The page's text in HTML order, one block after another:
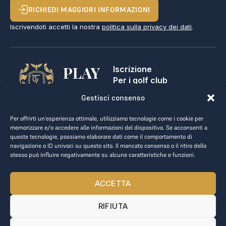
Gestisci consenso
Per offrirti un'esperienza ottimale, utilizziamo tecnologie come i cookie per
memorizzare e/o accedere alle informazioni del dispositivo. Se acconsenti a
queste tecnologie, possiamo elaborare dati come il comportamento di
navigazione o ID univoci su questo sito. Il mancato consenso o il ritiro dello
stesso può influire negativamente su alcune caratteristiche e funzioni.
ACCETTA
RIFIUTA
RICHIEDI MAGGIORI INFORMAZIONI
Iscrivendoti accetti la nostra politica sulla privacy dei dati.
PLAY
GOLF,
BUSINESS.
Iscrizione
Per i golf club
Note legali
Termini e condizioni
Privacy dei dati
kontakt@the-loge.com
Il nostro team è qui per aiutarti.
Dal lunedì al venerdì, dalle 8:00 alle 17:00.